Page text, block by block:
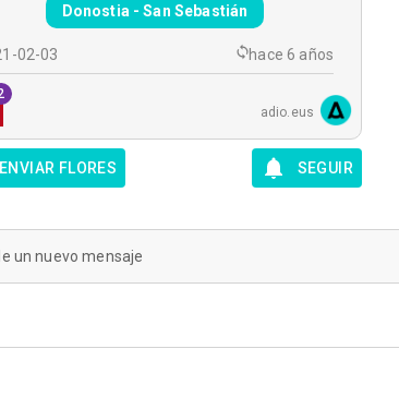
Donostia - San Sebastián
02-03 hace 6 años
adio.eus
ENVIAR FLORES SEGUIR
un nuevo mensaje